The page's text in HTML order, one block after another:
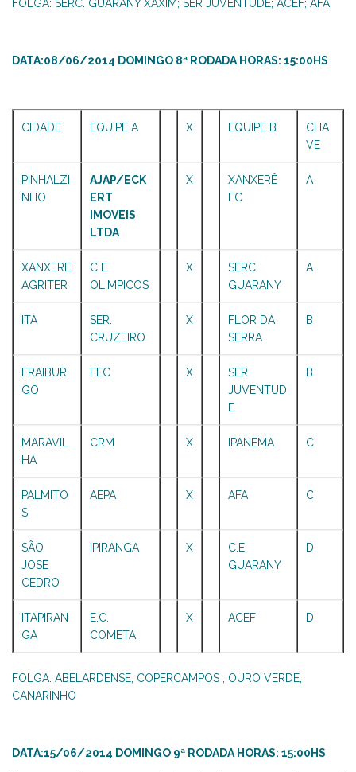
FOLGA: SERC. GUARANY XAXIM; SER JUVENTUDE; ACEF; AFA
DATA:08/06/2014 DOMINGO 8ª RODADA HORAS: 15:00HS
CIDADE EQUIPE A X EQUIPE B
CHA
VE
PINHALZI
NHO
AJAP/ECK
ERT
IMOVEIS
LTDA
X
XANXERÊ
FC
A
XANXERE
AGRITER
C E
OLIMPICOS
X
SERC
GUARANY
A
ITA
SER.
CRUZEIRO
X
FLOR DA
SERRA
B
FRAIBUR
GO
FEC X
SER
JUVENTUD
E
B
MARAVIL
HA
CRM X IPANEMA C
PALMITO
S
AEPA X AFA C
SÃO
JOSE
CEDRO
IPIRANGA X
C.E.
GUARANY
D
ITAPIRAN
GA
E.C.
COMETA
X ACEF D
FOLGA: ABELARDENSE; COPERCAMPOS ; OURO VERDE;
CANARINHO
DATA:15/06/2014 DOMINGO 9ª RODADA HORAS: 15:00HS